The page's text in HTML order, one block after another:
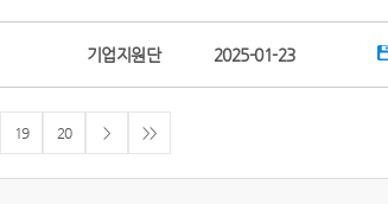
기업지원단 2025-01-23
19 20 > >>